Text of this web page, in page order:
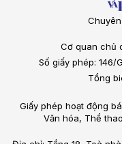
Cơ quan chủ
Số giấy phép: 146/
Tổng
Giấy phép hoạt động
Văn hóa, Thể